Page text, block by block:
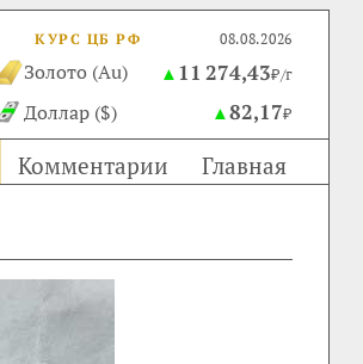
КУРС ЦБ РФ 08.08.2026
Золото (Au) ▲ 11 274,43₽/г
Доллар ($) ▲82,17₽
Комментарии Главная